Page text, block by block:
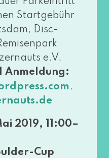
Startgebühr
Disc-
e.V.
Anmeldung:
,
2019, 11:00–
Cup